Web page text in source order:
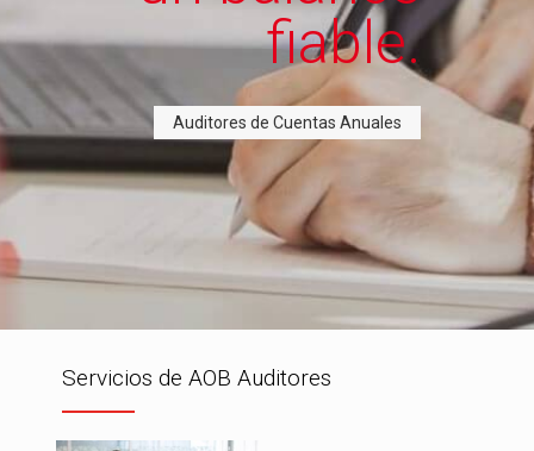
fiable.
Auditores de Cuentas Anuales
Servicios de AOB Auditores